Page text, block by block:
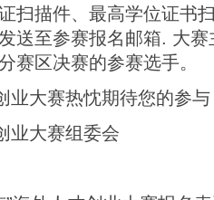
扫描件、最高学位证书
送至参赛报名邮箱. 大
赛区决赛的参赛选手。
业大赛热忱期待您的参
业大赛组委会